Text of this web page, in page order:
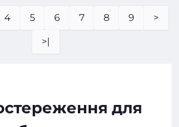
4 5 6 7 8 9 >
>|
для